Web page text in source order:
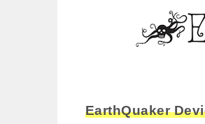
EarthQuaker